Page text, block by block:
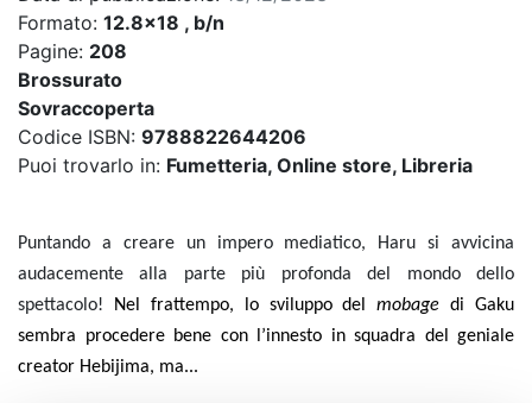
Formato: 12.8x18 , b/n
Pagine: 208
Brossurato
Sovraccoperta
Codice ISBN: 9788822644206
Puoi trovarlo in: Fumetteria, Online store, Libreria
Puntando a creare un impero mediatico, Haru si avvicina
audacemente alla parte più profonda del mondo dello
spettacolo!
Nel frattempo, lo sviluppo delmobage di Gaku
sembra procedere bene con l’innesto in squadra del geniale
creator Hebijima, ma...